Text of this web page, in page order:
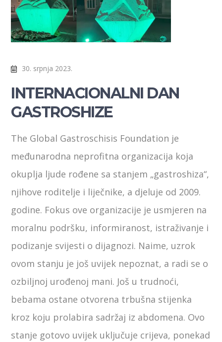
30. srpnja 2023.
INTERNACIONALNI DAN
GASTROSHIZE
The Global Gastroschisis Foundation je
međunarodna neprofitna organizacija koja
okuplja ljude rođene sa stanjem „gastroshiza“,
njihove roditelje i liječnike, a djeluje od 2009.
godine. Fokus ove organizacije je usmjeren na
moralnu podršku, informiranost, istraživanje i
podizanje svijesti o dijagnozi. Naime, uzrok
ovom stanju je još uvijek nepoznat, a radi se o
ozbiljnoj urođenoj mani. Još u trudnoći,
bebama ostane otvorena trbušna stijenka
kroz koju prolabira sadržaj iz abdomena. Ovo
stanje gotovo uvijek uključuje crijeva, ponekad